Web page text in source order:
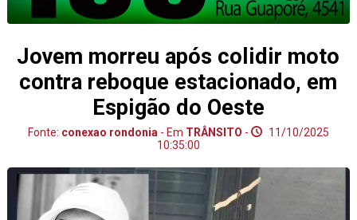
Jovem morreu após colidir moto
contra reboque estacionado, em
Espigão do Oeste
Fonte: conexao rondonia - Em TRÂNSITO -
11/10/2025
10:35:00